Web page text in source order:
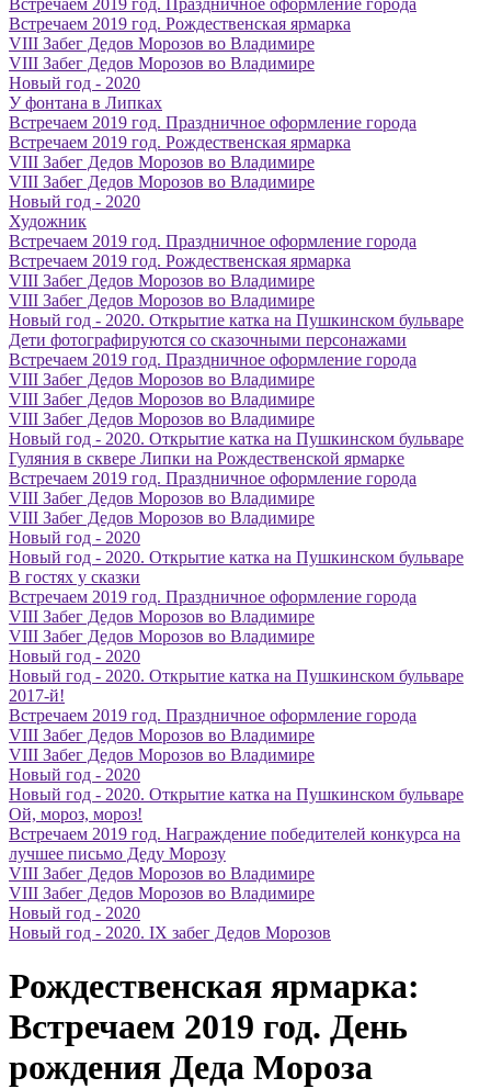
Встречаем 2019 год. Праздничное оформление города
Встречаем 2019 год. Рождественская ярмарка
VIII Забег Дедов Морозов во Владимире
VIII Забег Дедов Морозов во Владимире
Новый год - 2020
У фонтана в Липках
Встречаем 2019 год. Праздничное оформление города
Встречаем 2019 год. Рождественская ярмарка
VIII Забег Дедов Морозов во Владимире
VIII Забег Дедов Морозов во Владимире
Новый год - 2020
Художник
Встречаем 2019 год. Праздничное оформление города
Встречаем 2019 год. Рождественская ярмарка
VIII Забег Дедов Морозов во Владимире
VIII Забег Дедов Морозов во Владимире
Новый год - 2020. Открытие катка на Пушкинском бульваре
Дети фотографируются со сказочными персонажами
Встречаем 2019 год. Праздничное оформление города
VIII Забег Дедов Морозов во Владимире
VIII Забег Дедов Морозов во Владимире
VIII Забег Дедов Морозов во Владимире
Новый год - 2020. Открытие катка на Пушкинском бульваре
Гуляния в сквере Липки на Рождественской ярмарке
Встречаем 2019 год. Праздничное оформление города
VIII Забег Дедов Морозов во Владимире
VIII Забег Дедов Морозов во Владимире
Новый год - 2020
Новый год - 2020. Открытие катка на Пушкинском бульваре
В гостях у сказки
Встречаем 2019 год. Праздничное оформление города
VIII Забег Дедов Морозов во Владимире
VIII Забег Дедов Морозов во Владимире
Новый год - 2020
Новый год - 2020. Открытие катка на Пушкинском бульваре
2017-й!
Встречаем 2019 год. Праздничное оформление города
VIII Забег Дедов Морозов во Владимире
VIII Забег Дедов Морозов во Владимире
Новый год - 2020
Новый год - 2020. Открытие катка на Пушкинском бульваре
Ой, мороз, мороз!
Встречаем 2019 год. Награждение победителей конкурса на
лучшее письмо Деду Морозу
VIII Забег Дедов Морозов во Владимире
VIII Забег Дедов Морозов во Владимире
Новый год - 2020
Новый год - 2020. IX забег Дедов Морозов
Рождественская ярмарка:
Встречаем 2019 год. День
рождения Деда Мороза